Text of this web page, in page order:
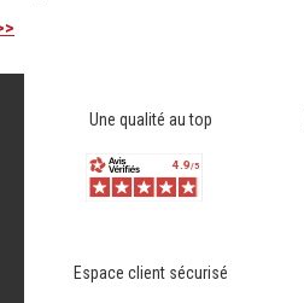
Une qualité au top
Espace client sécurisé